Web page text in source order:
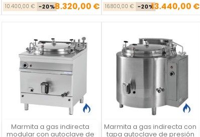
Precio base
10.400,00 € -20% Precio
8.320,00 € Precio base
16.800,00 € -20% Precio
13.440,00 €
Marmita a gas indirecta
modular con autoclave de

Vista rápida Marmita a gas indirecta con
tapa autoclave de presión

Vista rápida